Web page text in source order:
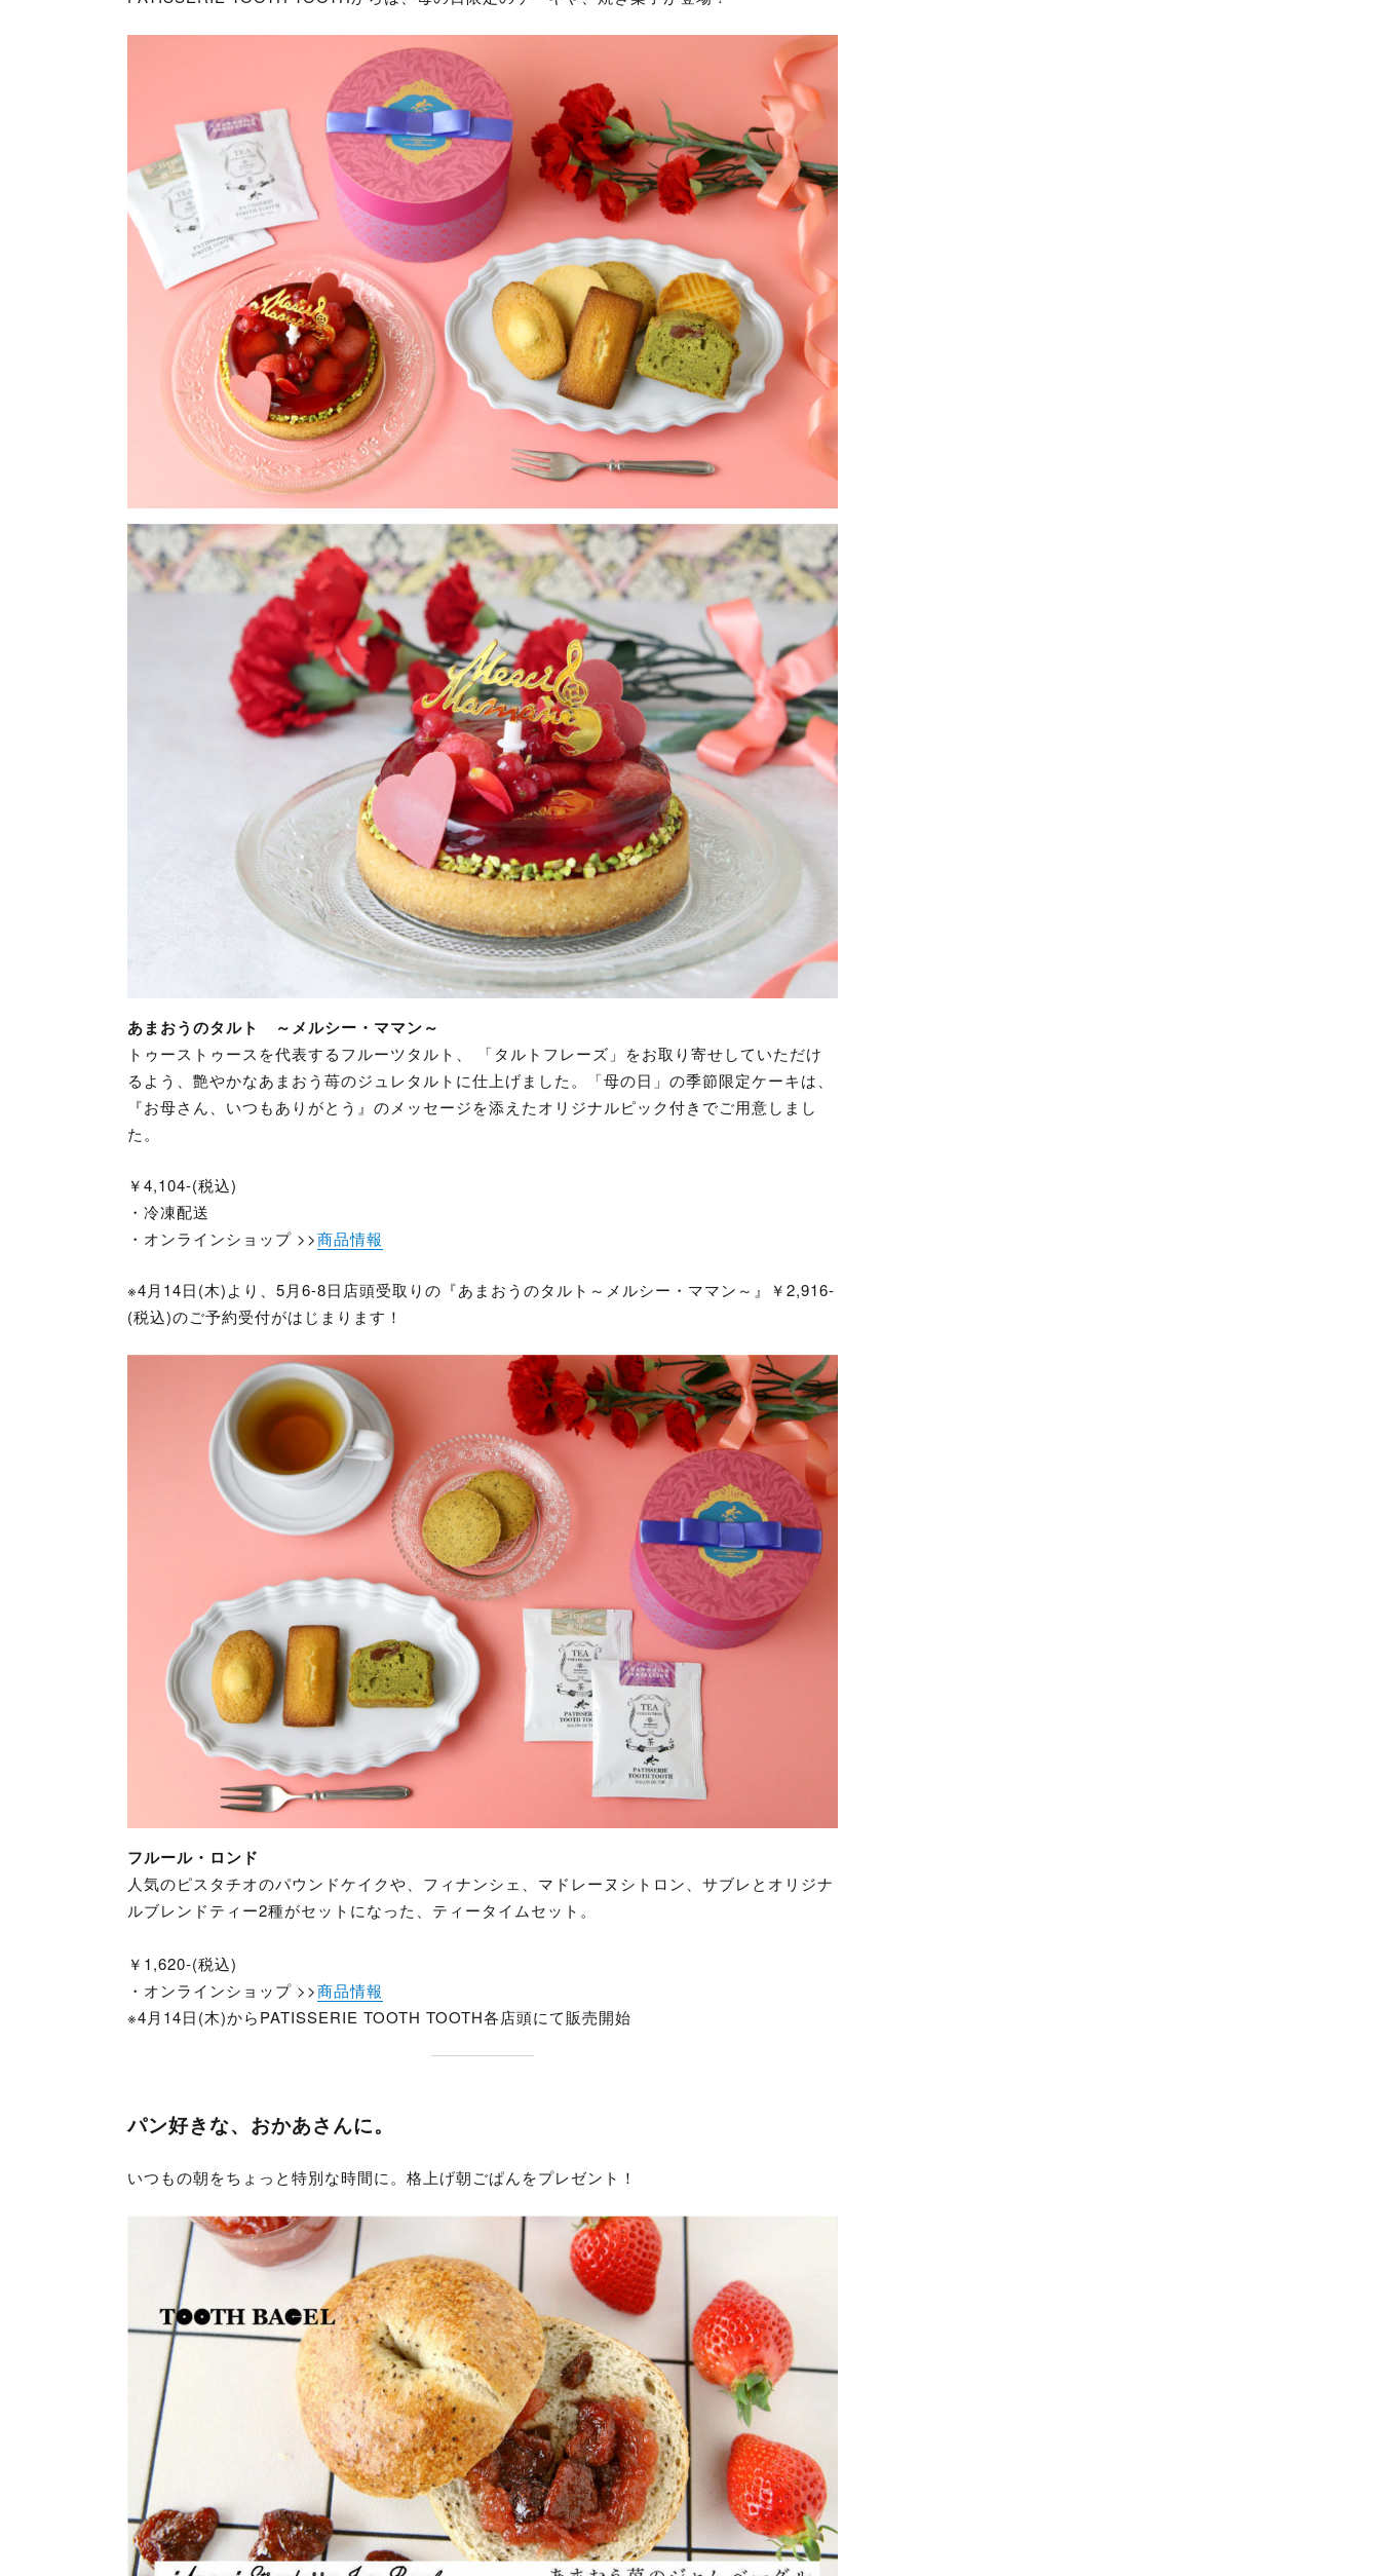
あまおうのタルト ～メルシー・ママン～
トゥーストゥースを代表するフルーツタルト、 「タルトフレーズ」をお取り寄せしていただけ
るよう、艶やかなあまおう苺のジュレタルトに仕上げました。「母の日」の季節限定ケーキは、
『お母さん、いつもありがとう』のメッセージを添えたオリジナルピック付きでご用意しまし
た。
￥4,104-(税込)
・冷凍配送
・オンラインショップ >>商品情報
※4月14日(木)より、5月6-8日店頭受取りの『あまおうのタルト～メルシー・ママン～』￥2,916-
(税込)のご予約受付がはじまります！
フルール・ロンド
人気のピスタチオのパウンドケイクや、フィナンシェ、マドレーヌシトロン、サブレとオリジナ
ルブレンドティー2種がセットになった、ティータイムセット。
￥1,620-(税込)
・オンラインショップ >>商品情報
※4月14日(木)からPATISSERIE TOOTH TOOTH各店頭にて販売開始
パン好きな、おかあさんに。
いつもの朝をちょっと特別な時間に。格上げ朝ごぱんをプレゼント！